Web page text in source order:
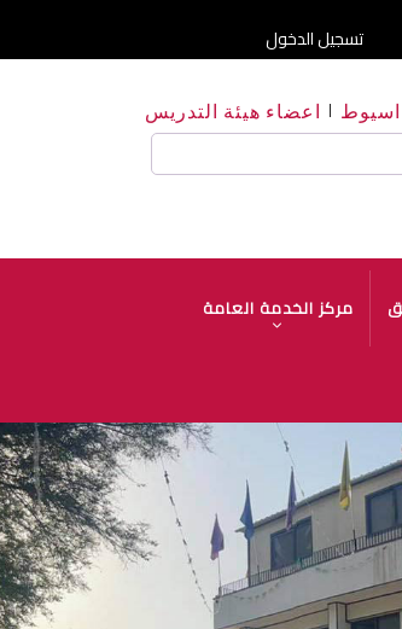
تسجيل الدخول
اعضاء هيئة التدريس
بحث
مركز الخدمة العامة